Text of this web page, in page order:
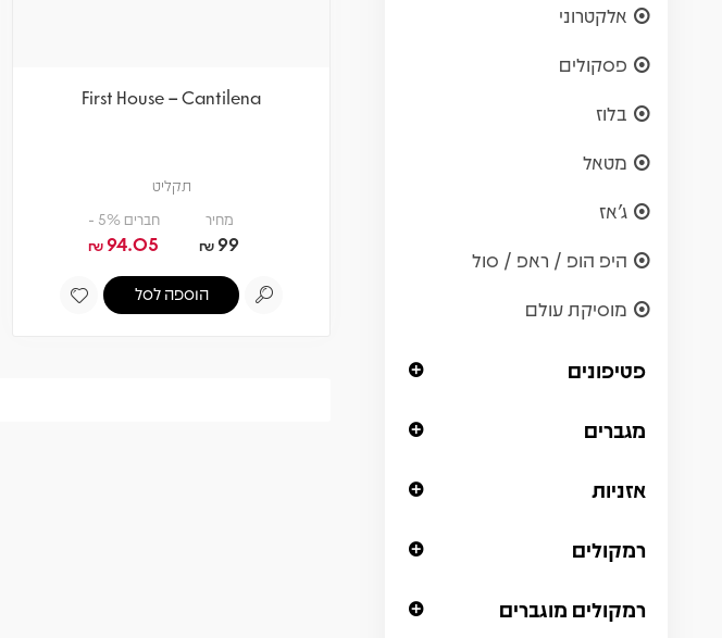
אלקטרוני
פסקולים
בלוז
מטאל
ג'אז
היפ הופ / ראפ / סול
מוסיקת עולם
פטיפונים
מגברים
אזניות
רמקולים
רמקולים מוגברים
First House – Cantilena
תקליט
מחיר
99
₪
חברים 5% -
94.05
₪
הוספה לסל